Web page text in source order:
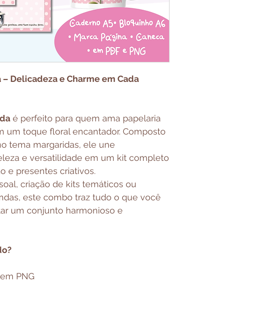
Delicadeza e Charme em Cada
é perfeito para quem ama papelaria
um toque floral encantador. Composto
tema margaridas, ele une
e versatilidade em um kit completo
e presentes criativos.
criação de kits temáticos ou
este combo traz tudo o que você
um conjunto harmonioso e
PNG